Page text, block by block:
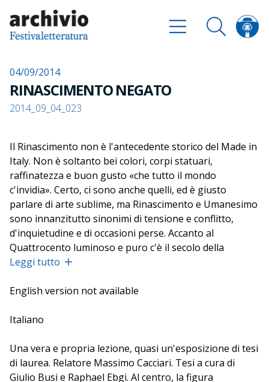
04/09/2014
RINASCIMENTO NEGATO
2014_09_04_023
Il Rinascimento non è l'antecedente storico del Made in
Italy. Non è soltanto bei colori, corpi statuari,
raffinatezza e buon gusto «che tutto il mondo
c'invidia». Certo, ci sono anche quelli, ed è giusto
parlare di arte sublime, ma Rinascimento e Umanesimo
sono innanzitutto sinonimi di tensione e conflitto,
d'inquietudine e di occasioni perse. Accanto al
Quattrocento luminoso e puro c'è il secolo della
sperimentazione e della trasgressione. C'è il secolo che
figli prediletti. Giulio Busi e Raphael Ebgi - esperti
dialogano col filosofo Massimo Cacciari su questo
Giovanni Pico, il primo libro a stampa bruciato dagli
inquisitori, e s'affacciano sul cratere magmatico delle
rimozioni e delle negazioni quattrocentesche, per
Leggi tutto
English version not available
Italiano
Una vera e propria lezione, quasi un'esposizione di tesi
di laurea. Relatore Massimo Cacciari. Tesi a cura di
Giulio Busi e Raphael Ebgi. Al centro, la figura